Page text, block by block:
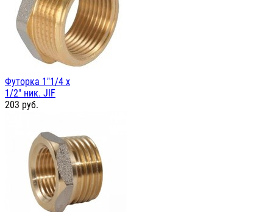
Футорка 1"1/4 х
1/2" ник. JIF
203 руб.